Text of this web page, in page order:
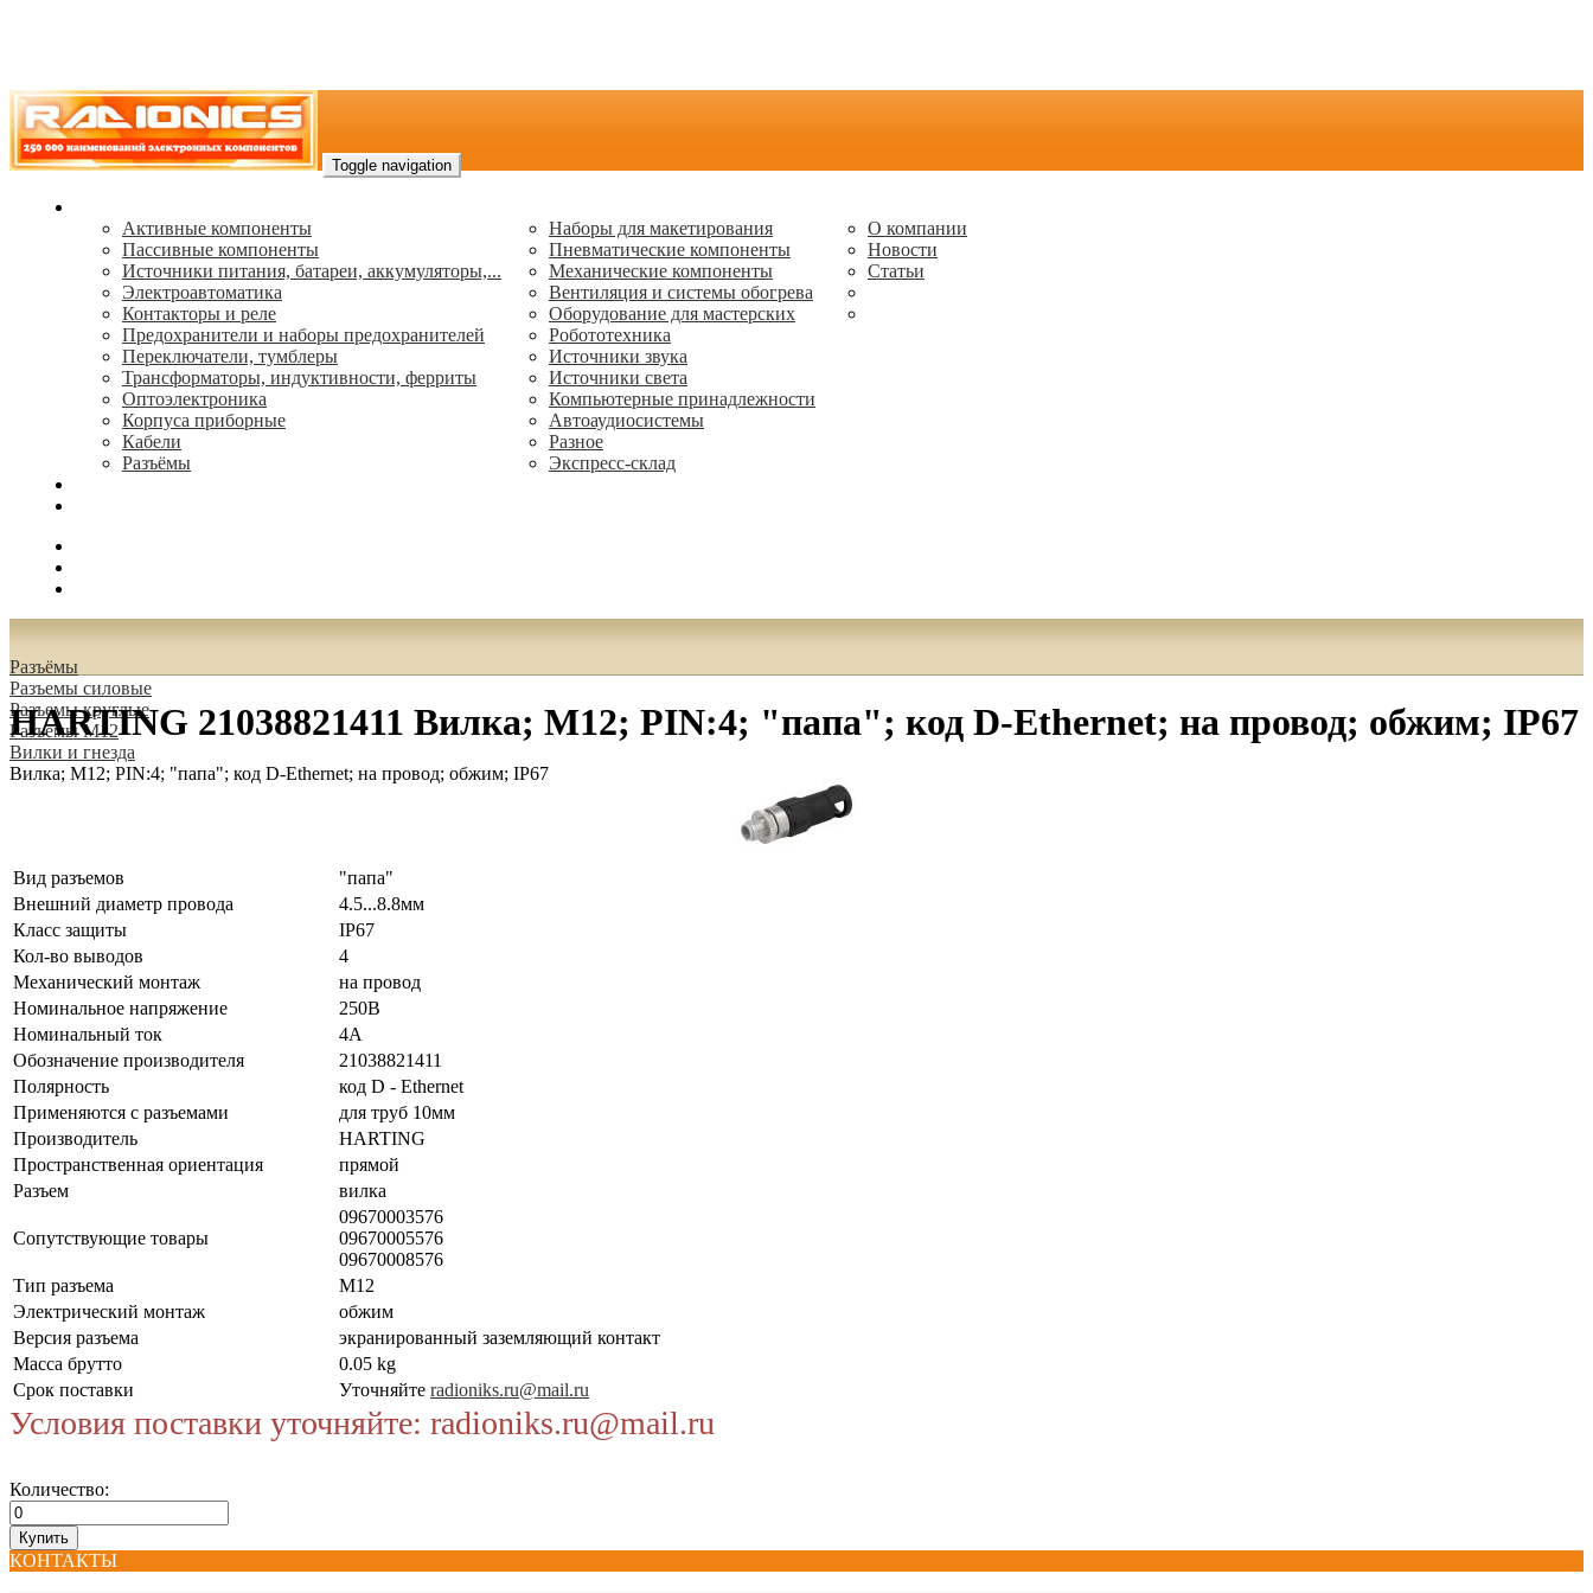
Toggle navigation
Активные компоненты
Пассивные компоненты
Источники питания, батареи, аккумуляторы,...
Электроавтоматика
Контакторы и реле
Предохранители и наборы предохранителей
Переключатели, тумблеры
Трансформаторы, индуктивности, ферриты
Oптоэлектроника
Корпуса приборные
Кабели
Разъёмы
Наборы для макетирования
Пневматические компоненты
Механические компоненты
Вентиляция и системы обогрева
Оборудование для мастерских
Робототехника
Источники звука
Источники света
Компьютерные принадлежности
Автоаудиосистемы
Разное
Экспресс-склад
О компании
Новости
Статьи
Разъёмы
Разъeмы силовые
Разъeмы круглые
Разъeмы M12
Вилки и гнезда
Вилка; M12; PIN:4; "папа"; код D-Ethernet; на провод; обжим; IP67
HARTING 21038821411 Вилка; M12; PIN:4; "папа"; код D-Ethernet; на провод; обжим; IP67
Вид разъемов
"папа"
Внешний диаметр провода
4.5...8.8мм
Класс защиты
IP67
Кол-во выводов
4
Механический монтаж
на провод
Номинальное напряжение
250В
Номинальный ток
4А
Обозначение производителя
21038821411
Полярность
код D - Ethernet
Применяются с разъемами
для труб 10мм
Производитель
HARTING
Пространственная ориентация
прямой
Разъем
вилка
Сопутствующие товары
09670003576
09670005576
09670008576
Тип разъема
M12
Электрический монтаж
обжим
Версия разъема
экранированный заземляющий контакт
Масса брутто
0.05 kg
Срок поставки
Уточняйте radioniks.ru@mail.ru
Условия поставки уточняйте: radioniks.ru@mail.ru
Количество:
КОНТАКТЫ